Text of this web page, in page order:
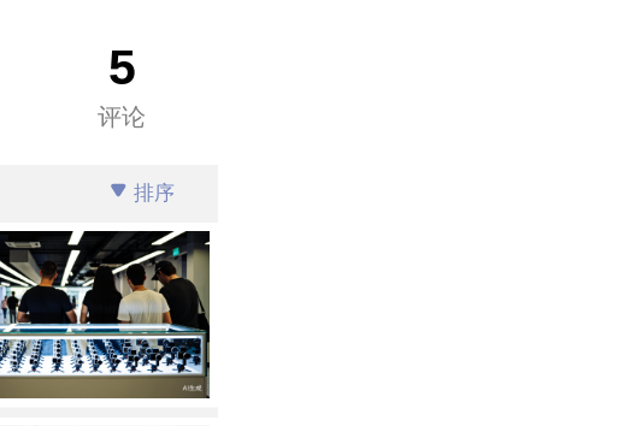
5
评论
排序